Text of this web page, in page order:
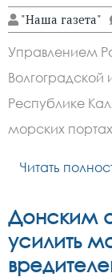
"Наша газета"
Управлением
Волгоградской
Республике
морских
Читать
Донским
усилить